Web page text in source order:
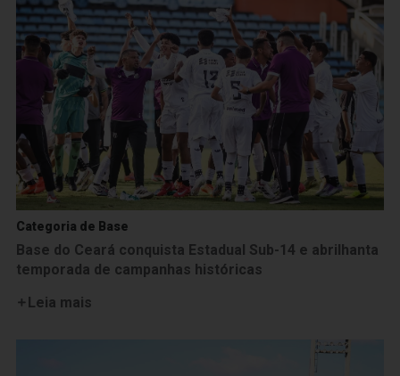
Categoria de Base
Base do Ceará conquista Estadual Sub-14 e abrilhanta
temporada de campanhas históricas
Leia mais